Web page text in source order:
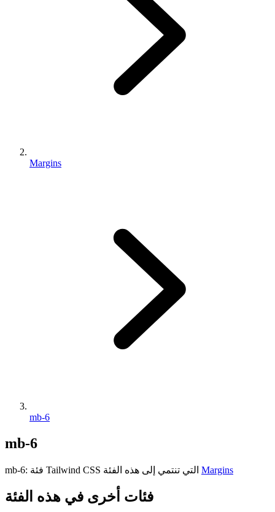
Margins
mb-6
mb-6
mb-6: فئة Tailwind CSS التي تنتمي إلى هذه الفئة Margins
فئات أخرى في هذه الفئة